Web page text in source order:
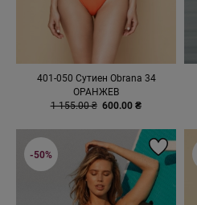
401-050 Сутиен Obrana 34
ОРАНЖЕВ
1 155.00 ₴ 600.00 ₴
-50%